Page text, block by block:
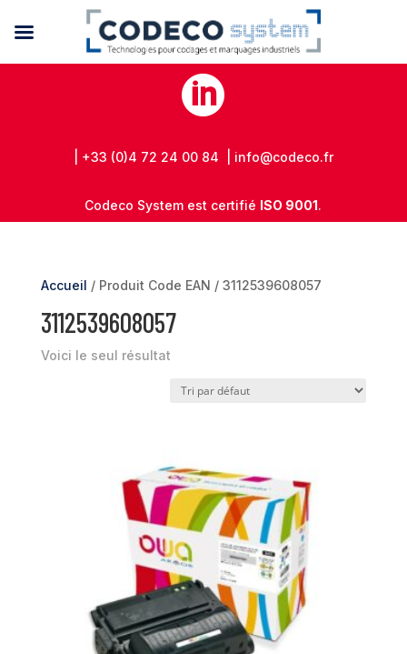

| +33 (0)4 72 24 00 84 | info@codeco.fr
Codeco System est certifié ISO 9001.
Accueil / Produit Code EAN / 3112539608057
3112539608057
Voici le seul résultat